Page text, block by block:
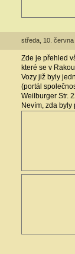
středa, 10. června
Zde je přehled
které se v
Vozy již byly
(portál
Weilburger Str.
Nevím, zda